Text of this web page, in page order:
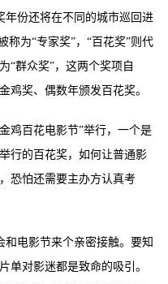
年份还将在不同的城市巡回进
称为“专家奖”，“百花奖”则代
“群众奖”，这两个奖项自
鸡奖、偶数年颁发百花奖。
鸡百花电影节”举行，一个是
行的百花奖，如何让普通影
恐怕还需要主办方认真考
电影节来个亲密接触。要知
单对影迷都是致命的吸引。